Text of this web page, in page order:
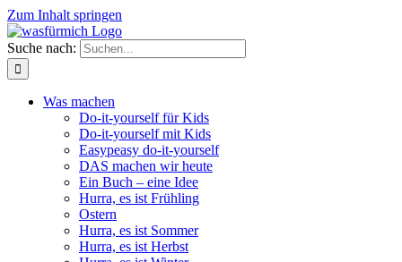
Zum Inhalt springen
Suche nach:
Was machen
Do-it-yourself für Kids
Do-it-yourself mit Kids
Easypeasy do-it-yourself
DAS machen wir heute
Ein Buch – eine Idee
Hurra, es ist Frühling
Ostern
Hurra, es ist Sommer
Hurra, es ist Herbst